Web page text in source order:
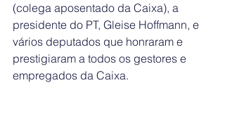
(colega aposentado da Caixa), a
presidente do PT, Gleise Hoffmann, e
vários deputados que honraram e
prestigiaram a todos os gestores e
empregados da Caixa.